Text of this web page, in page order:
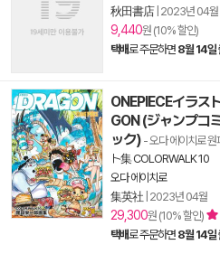
秋田書店| 2023년 04월
9,440원 (10% 할인)
택배로 주문하면 8월 14일
ONEPIECEイラス
GON (ジャンプコ
ック) - 오다 에이치로 원
ト集 COLORWALK 10
오다 에이치로
集英社 2023년 04월
29,300원 (10% 할인)
택배로 주문하면 8월 14일